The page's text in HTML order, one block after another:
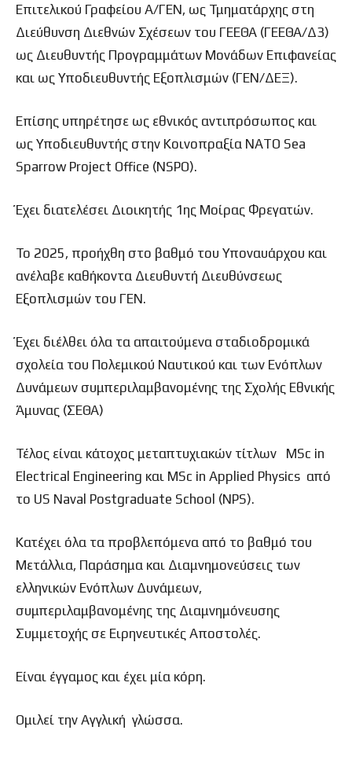
Επιτελικού Γραφείου Α/ΓΕΝ, ως Τμηματάρχης στη
Διεύθυνση Διεθνών Σχέσεων του ΓΕΕΘΑ (ΓΕΕΘΑ/Δ3)
ως Διευθυντής Προγραμμάτων Μονάδων Επιφανείας
και ως Υποδιευθυντής Εξοπλισμών (ΓΕΝ/ΔΕΞ).
Επίσης υπηρέτησε ως εθνικός αντιπρόσωπος και
ως Υποδιευθυντής στην Κοινοπραξία NATO Sea
Sparrow Project Office (NSPO).
Έχει διατελέσει Διοικητής 1ης Μοίρας Φρεγατών.
Το 2025, προήχθη στο βαθμό του Υποναυάρχου και
ανέλαβε καθήκοντα Διευθυντή Διευθύνσεως
Εξοπλισμών του ΓΕΝ.
Έχει διέλθει όλα τα απαιτούμενα σταδιοδρομικά
σχολεία του Πολεμικού Ναυτικού και των Ενόπλων
Δυνάμεων συμπεριλαμβανομένης της Σχολής Εθνικής
Άμυνας (ΣΕΘΑ)
Τέλος είναι κάτοχος μεταπτυχιακών τίτλων MSc in
Electrical Engineering και MSc in Applied Physics από
το US Naval Postgraduate School (NPS).
Κατέχει όλα τα προβλεπόμενα από το βαθμό του
Μετάλλια, Παράσημα και Διαμνημονεύσεις των
ελληνικών Ενόπλων Δυνάμεων,
συμπεριλαμβανομένης της Διαμνημόνευσης
Συμμετοχής σε Ειρηνευτικές Αποστολές.
Είναι έγγαμος και έχει μία κόρη.
Ομιλεί την Αγγλική γλώσσα.